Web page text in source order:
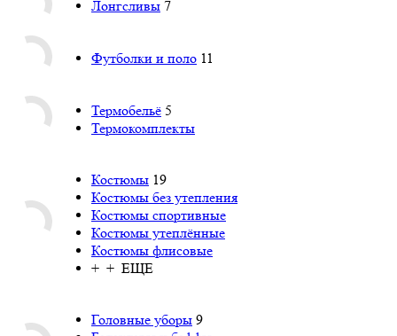
Лонгсливы 7
Футболки и поло 11
Термобельё 5
Термокомплекты
Костюмы 19
Костюмы без утепления
Костюмы спортивные
Костюмы утеплённые
Костюмы флисовые
+ + ЕЩЕ
Головные уборы 9